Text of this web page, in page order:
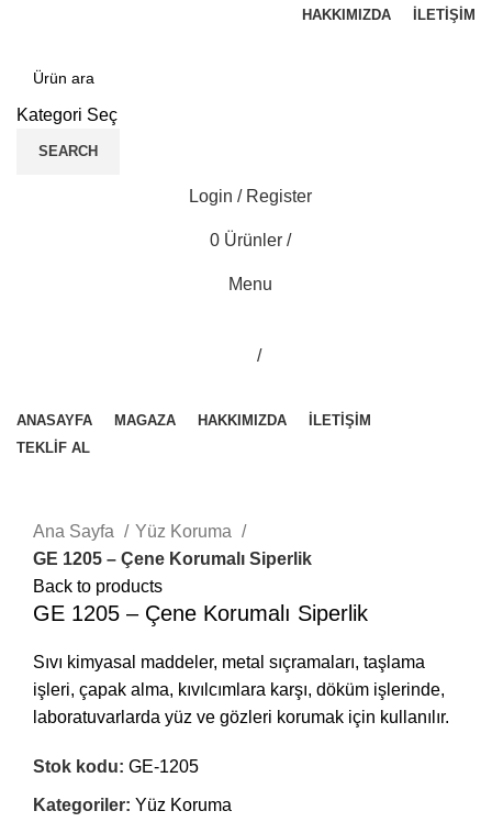
HAKKIMIZDA İLETIŞIM
Kategori Seç
SEARCH
Login / Register
0 Ürünler /
Menu
/
ANASAYFA MAGAZA HAKKIMIZDA
İLETIŞIM
TEKLİF AL
Ana Sayfa
Yüz Koruma
GE 1205 – Çene Korumalı Siperlik
Back to products
GE 1205 – Çene Korumalı Siperlik
Sıvı kimyasal maddeler, metal sıçramaları, taşlama
işleri, çapak alma, kıvılcımlara karşı, döküm işlerinde,
laboratuvarlarda yüz ve gözleri korumak için kullanılır.
Stok kodu: GE-1205
Kategoriler: Yüz Koruma